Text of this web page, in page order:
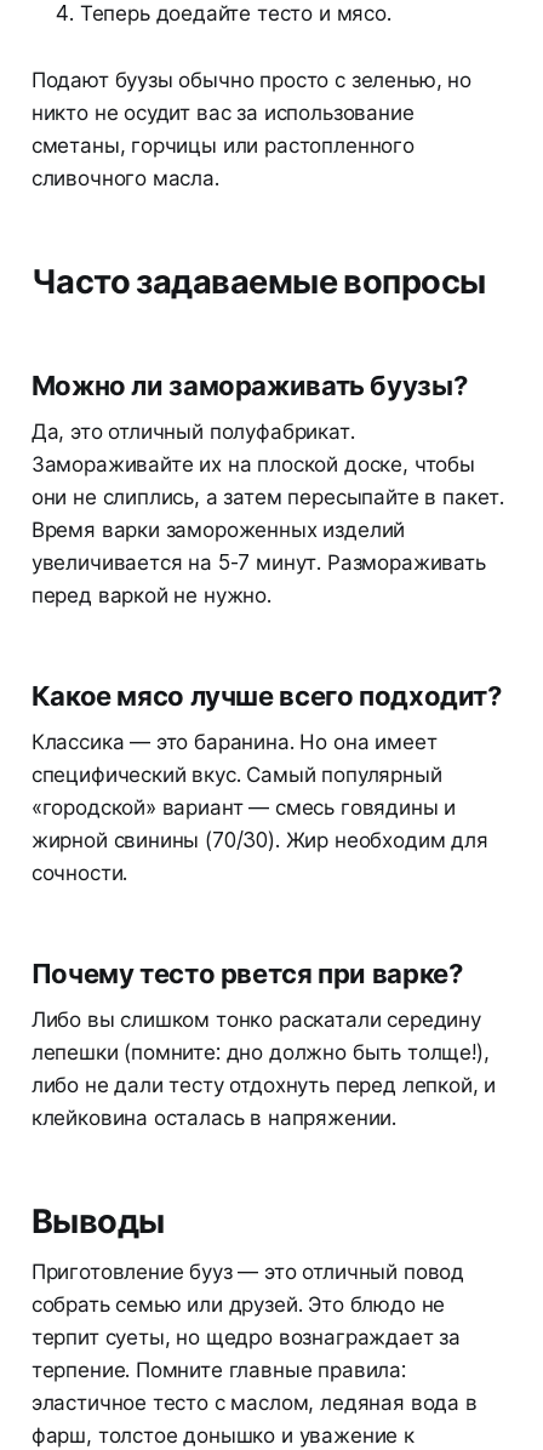
Теперь доедайте тесто и мясо.
Подают буузы обычно просто с зеленью, но
никто не осудит вас за использование
сметаны, горчицы или растопленного
сливочного масла.
Часто задаваемые вопросы
Можно ли замораживать буузы?
Да, это отличный полуфабрикат.
Замораживайте их на плоской доске, чтобы
они не слиплись, а затем пересыпайте в пакет.
Время варки замороженных изделий
увеличивается на 5-7 минут. Размораживать
перед варкой не нужно.
Какое мясо лучше всего подходит?
Классика — это баранина. Но она имеет
специфический вкус. Самый популярный
«городской» вариант — смесь говядины и
жирной свинины (70/30). Жир необходим для
сочности.
Почему тесто рвется при варке?
Либо вы слишком тонко раскатали середину
лепешки (помните: дно должно быть толще!),
либо не дали тесту отдохнуть перед лепкой, и
клейковина осталась в напряжении.
Выводы
Приготовление бууз — это отличный повод
собрать семью или друзей. Это блюдо не
терпит суеты, но щедро вознаграждает за
терпение. Помните главные правила:
эластичное тесто с маслом, ледяная вода в
фарш, толстое донышко и уважение к